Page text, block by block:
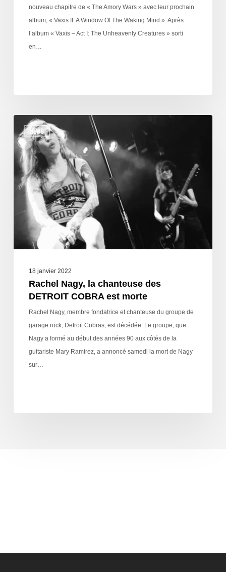
nouveau chapitre de « The Amory Wars » avec leur prochain
album, « Vaxis II: A Window Of The Waking Mind ». Après
l’album « Vaxis – Act I: The Unheavenly Creatures » sorti
en…
NEWS
18 janvier 2022
Rachel Nagy, la chanteuse des
DETROIT COBRA est morte
Rachel Nagy, membre fondatrice et chanteuse du groupe de
garage rock, Detroit Cobras, est décédée. Le groupe, que
Nagy a formé au début des années 90 aux côtés de la
guitariste Mary Ramirez, a annoncé samedi la mort de Nagy
sur…